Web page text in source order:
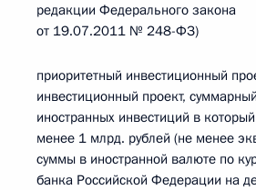
редакции Федерального закона
от 19.07.2011 № 248-ФЗ)
приоритетный инвестиционный
инвестиционный проект,
иностранных инвестиций в
менее 1 млрд. рублей (не менее
суммы в иностранной валюте по
банка Российской Федерации на